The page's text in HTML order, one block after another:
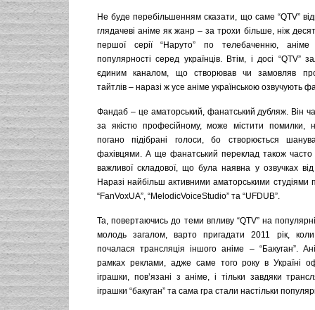
Не буде перебільшенням сказати, що саме “QTV”
глядачеві аніме як жанр – за трохи більше, ніж
першої серії “Наруто” по телебаченню, аніме
популярності серед українців. Втім, і досі “QTV”
єдиним каналом, що створював чи замовляв
тайтлів – наразі ж усе аніме українською озвучують
Фандаб – це аматорський, фанатський дубляж. Він
за якістю професійному, може містити помилки,
погано підібрані голоси, бо створюється
фахівцями. А ще фанатський переклад також
важливої складової, що була наявна у озвучках від
Наразі найбільш активними аматорськими студіями
“FanVoxUA”, “MelodicVoiceStudio” та “UFDUB”.
Та, повертаючись до теми впливу “QTV” на
молодь загалом, варто пригадати 2011 рік,
почалася трансляція іншого аніме – “Бакуган”.
рамках реклами, адже саме того року в Україні
іграшки, пов’язані з аніме, і тільки завдяки
іграшки “бакуган” та сама гра стали настільки